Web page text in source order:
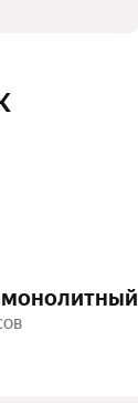
18
м